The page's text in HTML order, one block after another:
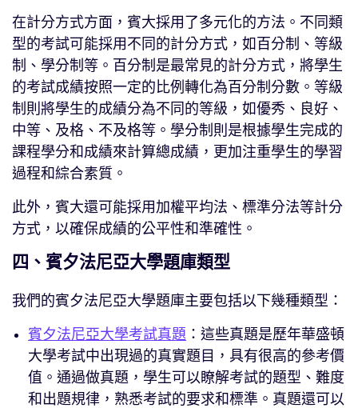
在計分方式方面，賓大採用了多元化的方法。不同類
型的考試可能採用不同的計分方式，如百分制、等級
制、學分制等。百分制是最常見的計分方式，將學生
的考試成績按照一定的比例轉化為百分制分數。等級
制則將學生的成績分為不同的等級，如優秀、良好、
中等、及格、不及格等。學分制則是根據學生完成的
課程學分和成績來計算總成績，更加注重學生的學習
過程和綜合素質。
此外，賓大還可能採用加權平均法、標準分法等計分
方式，以確保成績的公平性和準確性。
四、賓夕法尼亞大學題庫類型
我們的賓夕法尼亞大學題庫主要包括以下幾種類型：
賓夕法尼亞大學考試真題 ：這些真題是歷年華盛頓
大學考試中出現過的真實題目，具有很高的參考價
值。通過做真題，學生可以瞭解考試的題型、難度
和出題規律，熟悉考試的要求和標準。真題還可以